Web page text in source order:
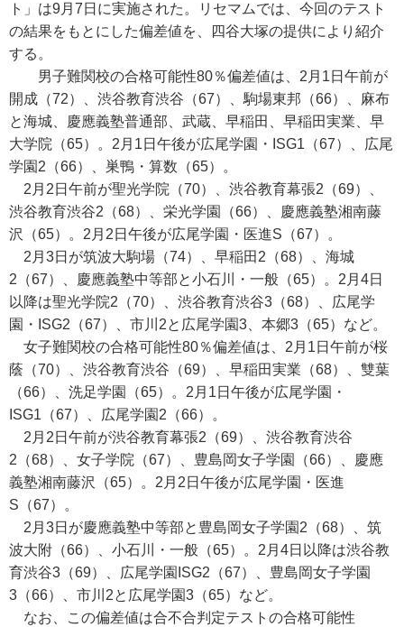
ト」は9月7日に実施された。リセマムでは、今回のテスト
の結果をもとにした偏差値を、四谷大塚の提供により紹介
する。
男子難関校の合格可能性80％偏差値は、2月1日午前が
開成（72）、渋谷教育渋谷（67）、駒場東邦（66）、麻布
と海城、慶應義塾普通部、武蔵、早稲田、早稲田実業、早
大学院（65）。2月1日午後が広尾学園・ISG1（67）、広尾
学園2（66）、巣鴨・算数（65）。
2月2日午前が聖光学院（70）、渋谷教育幕張2（69）、
渋谷教育渋谷2（68）、栄光学園（66）、慶應義塾湘南藤
沢（65）。2月2日午後が広尾学園・医進S（67）。
2月3日が筑波大駒場（74）、早稲田2（68）、海城
2（67）、慶應義塾中等部と小石川・一般（65）。2月4日
以降は聖光学院2（70）、渋谷教育渋谷3（68）、広尾学
園・ISG2（67）、市川2と広尾学園3、本郷3（65）など。
女子難関校の合格可能性80％偏差値は、2月1日午前が桜
蔭（70）、渋谷教育渋谷（69）、早稲田実業（68）、雙葉
（66）、洗足学園（65）。2月1日午後が広尾学園・
ISG1（67）、広尾学園2（66）。
2月2日午前が渋谷教育幕張2（69）、渋谷教育渋谷
2（68）、女子学院（67）、豊島岡女子学園（66）、慶應
義塾湘南藤沢（65）。2月2日午後が広尾学園・医進
S（67）。
2月3日が慶應義塾中等部と豊島岡女子学園2（68）、筑
波大附（66）、小石川・一般（65）。2月4日以降は渋谷教
育渋谷3（69）、広尾学園ISG2（67）、豊島岡女子学園
3（66）、市川2と広尾学園3（65）など。
なお、この偏差値は合不合判定テストの合格可能性